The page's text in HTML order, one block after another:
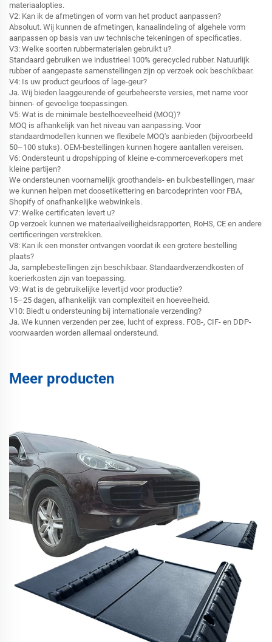
materiaalopties.
V2: Kan ik de afmetingen of vorm van het product aanpassen?
Absoluut. Wij kunnen de afmetingen, kanaalindeling of algehele vorm
aanpassen op basis van uw technische tekeningen of specificaties.
V3: Welke soorten rubbermaterialen gebruikt u?
Standaard gebruiken we industrieel 100% gerecycled rubber. Natuurlijk
rubber of aangepaste samenstellingen zijn op verzoek ook beschikbaar.
V4: Is uw product geurloos of lage-geur?
Ja. Wij bieden laaggeurende of geurbeheerste versies, met name voor
binnen- of gevoelige toepassingen.
V5: Wat is de minimale bestelhoeveelheid (MOQ)?
MOQ is afhankelijk van het niveau van aanpassing. Voor
standaardmodellen kunnen we flexibele MOQ's aanbieden (bijvoorbeeld
50–100 stuks). OEM-bestellingen kunnen hogere aantallen vereisen.
V6: Ondersteunt u dropshipping of kleine e-commerceverkopers met
kleine partijen?
We ondersteunen voornamelijk groothandels- en bulkbestellingen, maar
we kunnen helpen met doosetikettering en barcodeprinten voor FBA,
Shopify of onafhankelijke webwinkels.
V7: Welke certificaten levert u?
Op verzoek kunnen we materiaalveiligheidsrapporten, RoHS, CE en andere
certificeringen verstrekken.
V8: Kan ik een monster ontvangen voordat ik een grotere bestelling
plaats?
Ja, samplebestellingen zijn beschikbaar. Standaardverzendkosten of
koerierkosten zijn van toepassing.
V9: Wat is de gebruikelijke levertijd voor productie?
15–25 dagen, afhankelijk van complexiteit en hoeveelheid.
V10: Biedt u ondersteuning bij internationale verzending?
Ja. We kunnen verzenden per zee, lucht of express. FOB-, CIF- en DDP-
voorwaarden worden allemaal ondersteund.
Meer producten